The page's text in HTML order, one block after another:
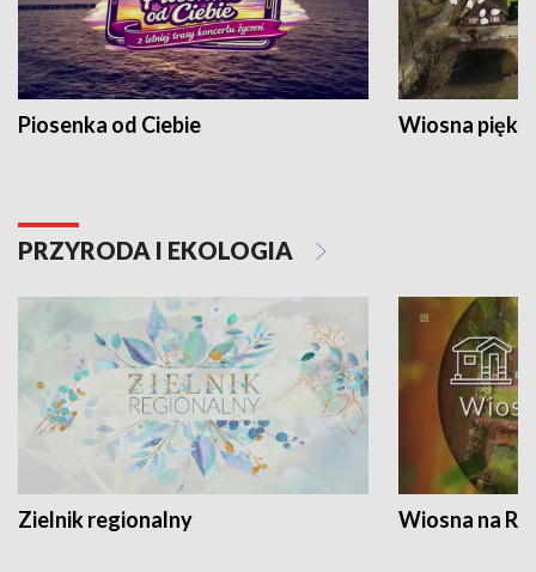
Piosenka od Ciebie Wiosna
PRZYRODA I EKOLOGIA
Zielnik regionalny Wiosna na